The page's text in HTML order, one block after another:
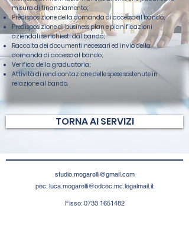
misura di finanziamento;
Predisposizione della domanda di accesso al bando;
Predisposizione di business plan e pianificazioni
aziendali se richiesti dal bando;
Raccolta dei documenti necessari ed invio della
domanda di accesso al bando;
Verifica della graduatoria;
Attività di rendicontazione delle spese sostenute in
relazione al bando.
TORNA AI SERVIZI
studio.mogarelli@gmail.com
pec: luca.mogarelli@odcec.mc.legalmail.it
Fisso: 0733 1651482